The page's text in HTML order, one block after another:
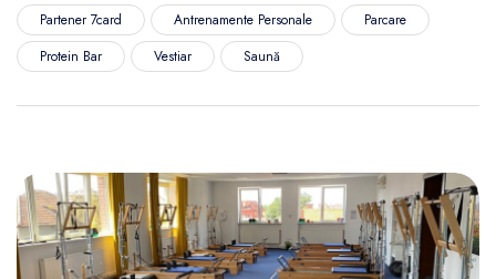
Partener 7card Antrenamente Personale
Parcare
Protein Bar
Vestiar Saună